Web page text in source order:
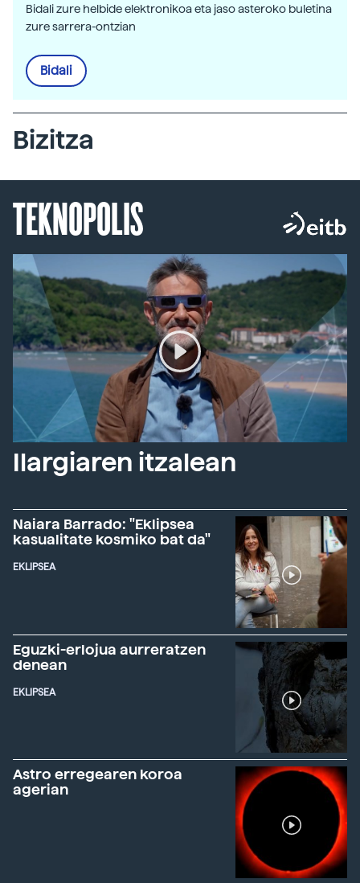
Bidali zure helbide elektronikoa eta jaso asteroko buletina
zure sarrera-ontzian
Bidali
Bizitza
TEKNOPOLIS
Ilargiaren itzalean
Naiara Barrado: "Eklipsea
kasualitate kosmiko bat da"
EKLIPSEA
Eguzki-erlojua aurreratzen
denean
EKLIPSEA
Astro erregearen koroa
agerian